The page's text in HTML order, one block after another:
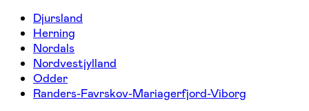
Djursland
Herning
Nordals
Nordvestjylland
Odder
Randers-Favrskov-Mariagerfjord-Viborg